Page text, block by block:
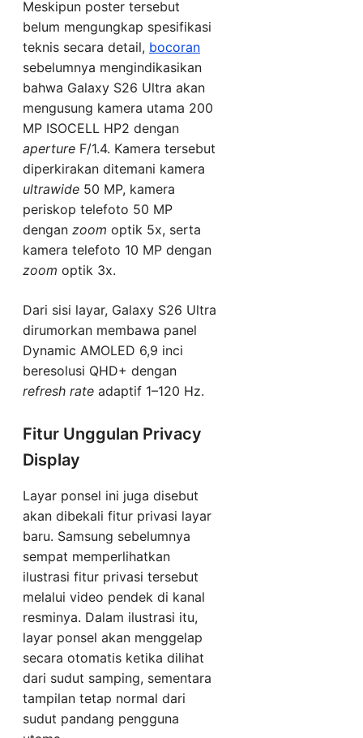
Meskipun poster tersebut
belum mengungkap spesifikasi
teknis secara detail, bocoran
sebelumnya mengindikasikan
bahwa Galaxy S26 Ultra akan
mengusung kamera utama 200
MP ISOCELL HP2 dengan
aperture F/1.4. Kamera tersebut
diperkirakan ditemani kamera
ultrawide 50 MP, kamera
periskop telefoto 50 MP
dengan zoom optik 5x, serta
kamera telefoto 10 MP dengan
zoom optik 3x.
Dari sisi layar, Galaxy S26 Ultra
dirumorkan membawa panel
Dynamic AMOLED 6,9 inci
beresolusi QHD+ dengan
refresh rate adaptif 1–120 Hz.
Fitur Unggulan Privacy
Display
Layar ponsel ini juga disebut
akan dibekali fitur privasi layar
baru. Samsung sebelumnya
sempat memperlihatkan
ilustrasi fitur privasi tersebut
melalui video pendek di kanal
resminya. Dalam ilustrasi itu,
layar ponsel akan menggelap
secara otomatis ketika dilihat
dari sudut samping, sementara
tampilan tetap normal dari
sudut pandang pengguna